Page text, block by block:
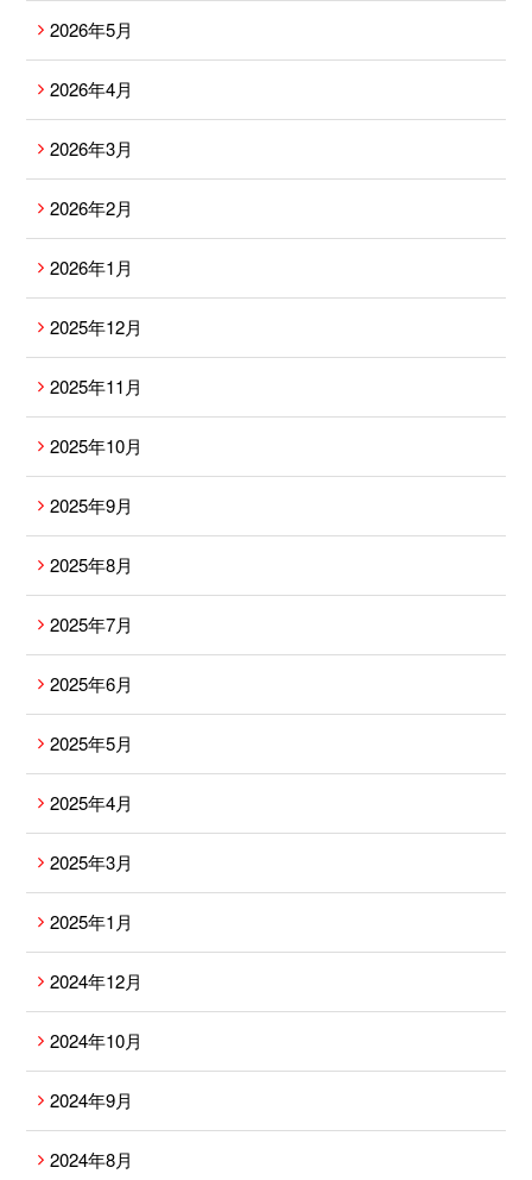
2026年5月
2026年4月
2026年3月
2026年2月
2026年1月
2025年12月
2025年11月
2025年10月
2025年9月
2025年8月
2025年7月
2025年6月
2025年5月
2025年4月
2025年3月
2025年1月
2024年12月
2024年10月
2024年9月
2024年8月